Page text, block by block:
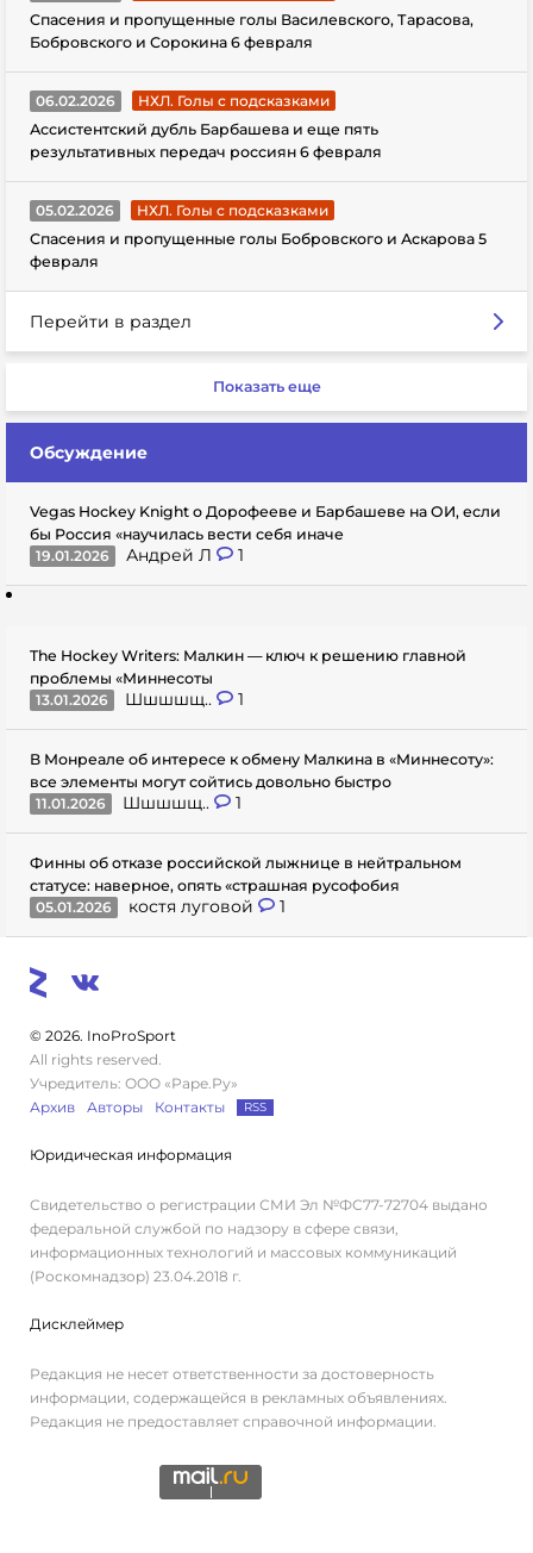
Спасения и пропущенные голы Василевского, Тарасова,
Бобровского и Сорокина 6 февраля
06.02.2026
НХЛ. Голы с подсказками
Ассистентский дубль Барбашева и еще пять
результативных передач россиян 6 февраля
05.02.2026
НХЛ. Голы с подсказками
Спасения и пропущенные голы Бобровского и Аскарова 5
февраля
Перейти в раздел
Показать еще
Обсуждение
Vegas Hockey Knight о Дорофееве и Барбашеве на ОИ, если
бы Россия «научилась вести себя иначе
19.01.2026
Андрей Л 1
The Hockey Writers: Малкин — ключ к решению главной
проблемы «Миннесоты
13.01.2026
Шшшшщ.. 1
В Монреале об интересе к обмену Малкина в «Миннесоту»:
все элементы могут сойтись довольно быстро
11.01.2026
Шшшшщ.. 1
Финны об отказе российской лыжнице в нейтральном
статусе: наверное, опять «страшная русофобия
05.01.2026
костя луговой 1
© 2026. InoProSport
All rights reserved.
Учредитель: ООО «Раре.Ру»
Архив
Авторы Контакты RSS
Юридическая информация
Свидетельство о регистрации СМИ Эл №ФС77-72704 выдано
федеральной службой по надзору в сфере связи,
информационных технологий и массовых коммуникаций
(Роскомнадзор) 23.04.2018 г.
Дисклеймер
Редакция не несет ответственности за достоверность
информации, содержащейся в рекламных объявлениях.
Редакция не предоставляет справочной информации.